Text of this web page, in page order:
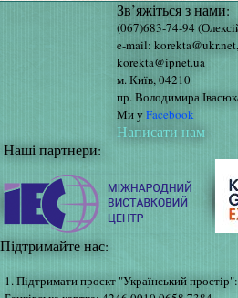
Зв’яжіться з нами:
(067)683-74-94
e-mail: korekta@ukr.net,
korekta@ipnet.ua
м. Київ, 04210
пр. Володимира
Ми уFacebook
Написати нам
Наші партнери:
Підтримайте нас:
1. Підтримати проєкт "Український простір":